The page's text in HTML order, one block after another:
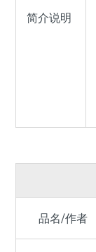
简介说明
品名/作者